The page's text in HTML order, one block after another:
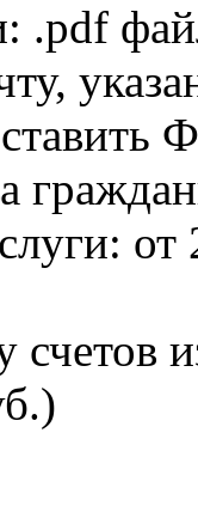
.pdf
от
счетов